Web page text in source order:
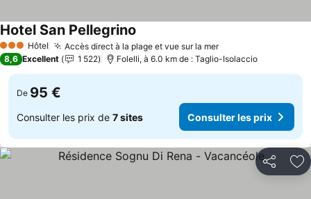
3 ÉtoilesHôtel Accès direct à la plage et vue sur la merConsulter les prix
Hotel San Pellegrino
8,6 Excellent 1 522 Folelli, à 6.0 km de : Taglio-Isolaccio
De 95 €
Consulter les prix de 7 sites Consulter les prix
Partager